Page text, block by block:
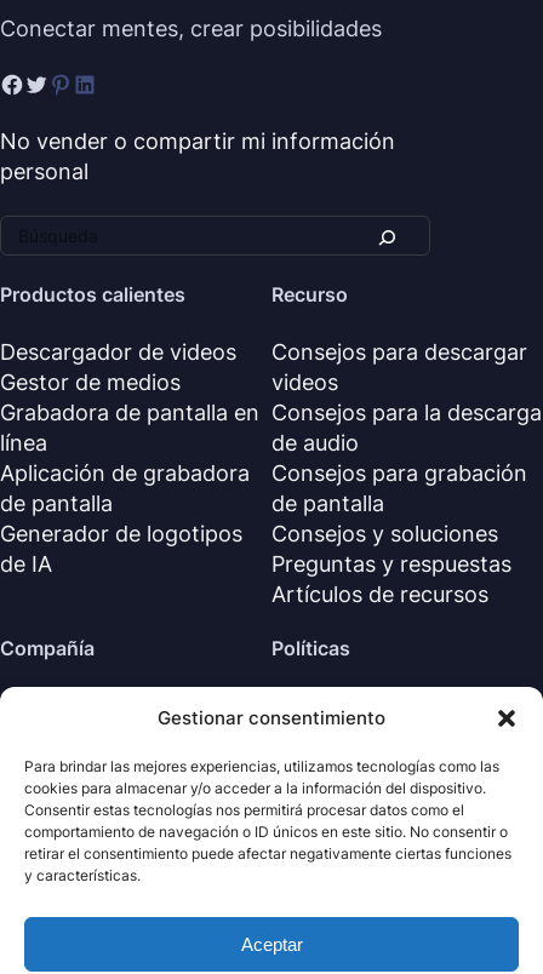
Gestionar consentimiento
Para brindar las mejores experiencias, utilizamos tecnologías como las
cookies para almacenar y/o acceder a la información del dispositivo.
Consentir estas tecnologías nos permitirá procesar datos como el
comportamiento de navegación o ID únicos en este sitio. No consentir o
retirar el consentimiento puede afectar negativamente ciertas funciones
y características.
Aceptar
Conectar mentes, crear posibilidades
No vender o compartir mi información
personal
Productos calientes
Descargador de videos
Gestor de medios
Grabadora de pantalla en
línea
Aplicación de grabadora
de pantalla
Generador de logotipos
de IA
Recurso
Consejos para descargar
videos
Consejos para la descarga
de audio
Consejos para grabación
de pantalla
Consejos y soluciones
Preguntas y respuestas
Artículos de recursos
Compañía
Sobre nosotros
Centro de soporte
Políticas
Política de reembolso
Acuerdo de licencia (EN)
Términos y condiciones
Desinstalar
Política de cookies
· Todos los derechos